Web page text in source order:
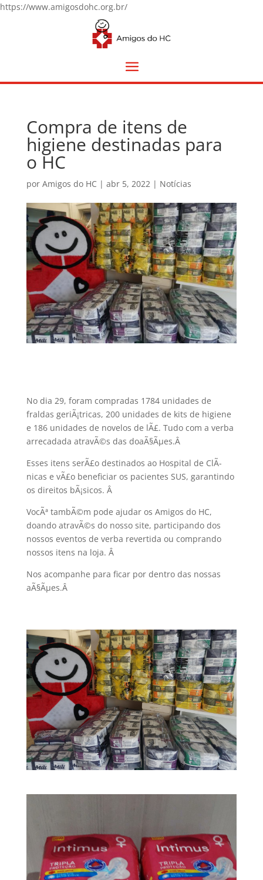
https://www.amigosdohc.org.br/
Compra de itens de
higiene destinadas para
o HC
por Amigos do HC | abr 5, 2022| Notícias
No dia 29, foram compradas 1784 unidades de
fraldas geriÃ¡tricas, 200 unidades de kits de higiene
e 186 unidades de novelos de lÃ£. Tudo com a verba
arrecadada atravÃ©s das doaÃ§Ãµes.Â
Esses itens serÃ£o destinados ao Hospital de ClÃ­
nicas e vÃ£o beneficiar os pacientes SUS, garantindo
os direitos bÃ¡sicos. Â
VocÃª tambÃ©m pode ajudar os Amigos do HC,
doando atravÃ©s do nosso site, participando dos
nossos eventos de verba revertida ou comprando
nossos itens na loja. Â
Nos acompanhe para ficar por dentro das nossas
aÃ§Ãµes.Â